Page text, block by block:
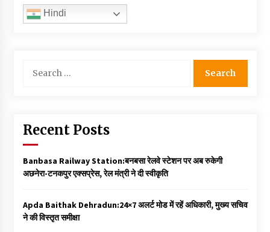
Hindi
for:
Recent Posts
Banbasa Railway Station:बनबसा रेलवे स्टेशन पर अब रुकेगी
अछनेरा-टनकपुर एक्सप्रेस, रेल मंत्री ने दी स्वीकृति
Apda Baithak Dehradun:24×7 अलर्ट मोड में रहें अधिकारी, मुख्य सचिव
ने की विस्तृत समीक्षा